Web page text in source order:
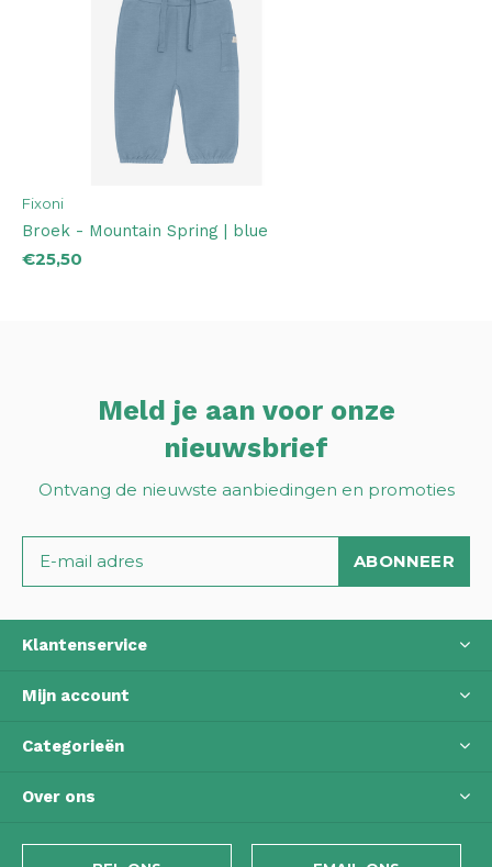
Fixoni
Broek - Mountain Spring | blue
€25,50
Meld je aan voor onze
nieuwsbrief
Ontvang de nieuwste aanbiedingen en promoties
ABONNEER
Klantenservice
Mijn account
Categorieën
Over ons